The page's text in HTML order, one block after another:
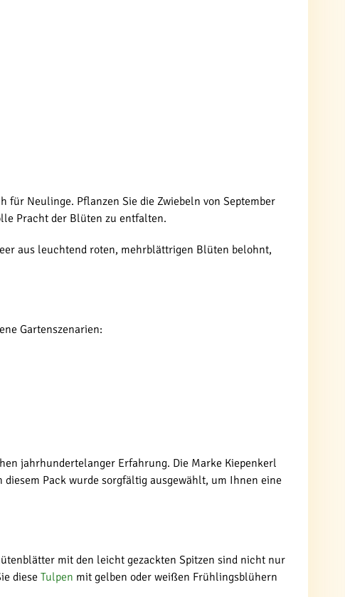
Neulinge. Pflanzen Sie die Zwiebeln von September
Pracht der Blüten zu entfalten.
aus leuchtend roten, mehrblättrigen Blüten belohnt,
Gartenszenarien:
jahrhundertelanger Erfahrung. Die Marke Kiepenkerl
Pack wurde sorgfältig ausgewählt, um Ihnen eine
mit den leicht gezackten Spitzen sind nicht nur
diese Tulpen mit gelben oder weißen Frühlingsblühern